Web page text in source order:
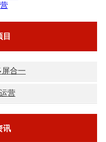
目
合一
营
讯